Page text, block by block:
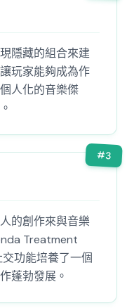
隱藏的組合來建
玩家能夠成為作
人化的音樂傑
#3
的創作來與音樂
Treatment
功能培養了一個
蓬勃發展。